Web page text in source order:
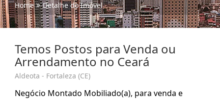
Home Detalhe do Imóvel
Temos Postos para Venda ou
Arrendamento no Ceará
Aldeota - Fortaleza (CE)
Negócio Montado Mobiliado(a), para venda e